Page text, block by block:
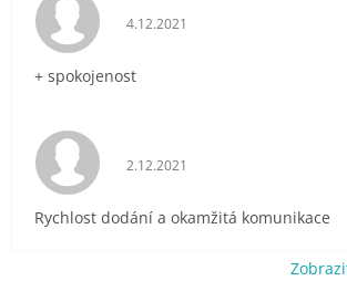
Hodnocení obchodu je 5 z 5
4.12.2021
+ spokojenost
Hodnocení obchodu je 5 z 5
2.12.2021
Rychlost dodání a okamžitá komunikace